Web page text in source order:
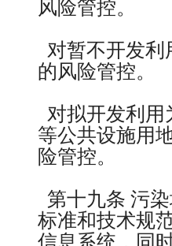
风险管控。
对暂不开发利
的风险管控。
对拟开发利用
等公共设施用
险管控。
第十九条 污
标准和技术规
信息系统，同